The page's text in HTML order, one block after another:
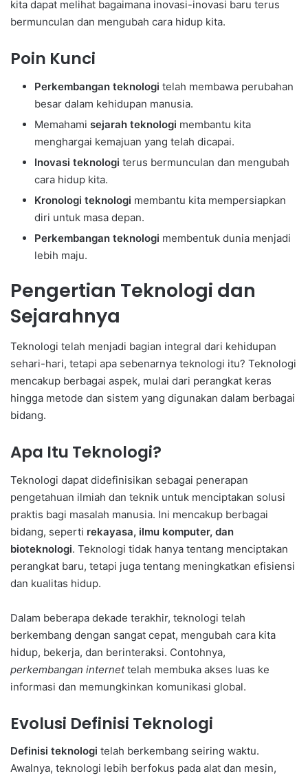
kita dapat melihat bagaimana inovasi-inovasi baru terus
bermunculan dan mengubah cara hidup kita.
Poin Kunci
Perkembangan teknologi telah membawa perubahan
besar dalam kehidupan manusia.
Memahami sejarah teknologi membantu kita
menghargai kemajuan yang telah dicapai.
Inovasi teknologi terus bermunculan dan mengubah
cara hidup kita.
Kronologi teknologi membantu kita mempersiapkan
diri untuk masa depan.
Perkembangan teknologi membentuk dunia menjadi
lebih maju.
Pengertian Teknologi dan
Sejarahnya
Teknologi telah menjadi bagian integral dari kehidupan
sehari-hari, tetapi apa sebenarnya teknologi itu? Teknologi
mencakup berbagai aspek, mulai dari perangkat keras
hingga metode dan sistem yang digunakan dalam berbagai
bidang.
Apa Itu Teknologi?
Teknologi dapat didefinisikan sebagai penerapan
pengetahuan ilmiah dan teknik untuk menciptakan solusi
praktis bagi masalah manusia. Ini mencakup berbagai
bidang, seperti rekayasa, ilmu komputer, dan
bioteknologi. Teknologi tidak hanya tentang menciptakan
perangkat baru, tetapi juga tentang meningkatkan efisiensi
dan kualitas hidup.
Dalam beberapa dekade terakhir, teknologi telah
berkembang dengan sangat cepat, mengubah cara kita
hidup, bekerja, dan berinteraksi. Contohnya,
perkembangan internettelah membuka akses luas ke
informasi dan memungkinkan komunikasi global.
Evolusi Definisi Teknologi
Definisi teknologi telah berkembang seiring waktu.
Awalnya, teknologi lebih berfokus pada alat dan mesin,